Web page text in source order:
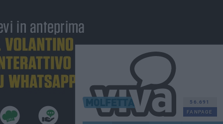
56.691
FANPAGE